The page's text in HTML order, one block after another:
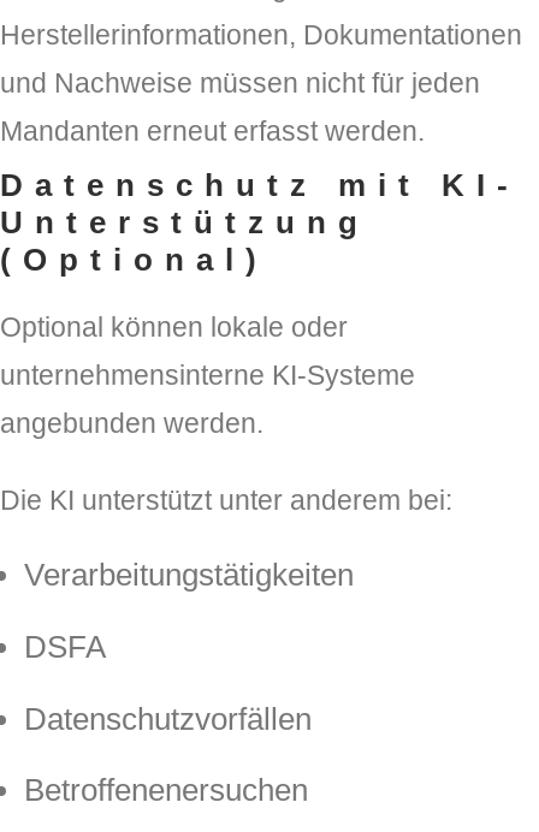
Herstellerinformationen, Dokumentationen
und Nachweise müssen nicht für jeden
Mandanten erneut erfasst werden.
Datenschutz mit KI-
Unterstützung
(Optional)
Optional können lokale oder
unternehmensinterne KI-Systeme
angebunden werden.
Die KI unterstützt unter anderem bei:
Verarbeitungstätigkeiten
DSFA
Datenschutzvorfällen
Betroffenenersuchen